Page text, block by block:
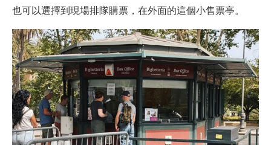
也可以選擇到現場排隊購票，在外面的這個小售票亭。